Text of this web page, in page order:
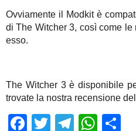
Ovviamente il Modkit è
di The Witcher 3, così come
esso.
The Witcher 3 è disponibile
trovate la nostra recensione
Facebook
Twitter